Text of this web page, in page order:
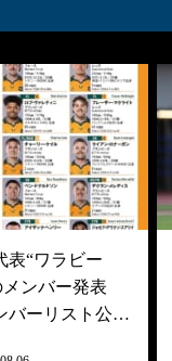
表“ワラビー
メンバー発表
バーリスト公…